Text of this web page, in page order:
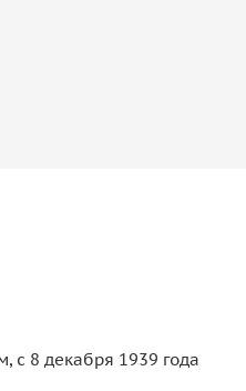
с 8 декабря 1939 года